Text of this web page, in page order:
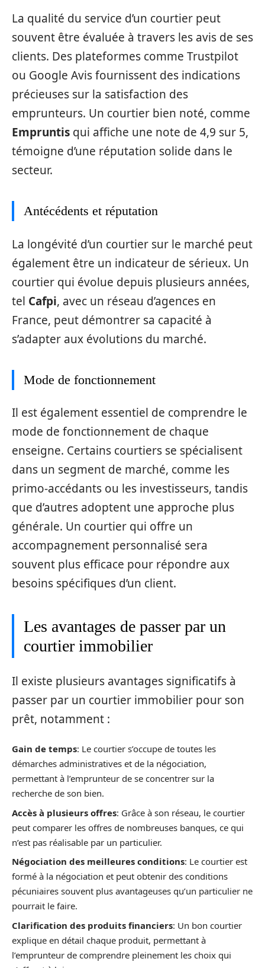
La qualité du service d’un courtier peut
souvent être évaluée à travers les avis de ses
clients. Des plateformes comme Trustpilot
ou Google Avis fournissent des indications
précieuses sur la satisfaction des
emprunteurs. Un courtier bien noté, comme
Empruntis qui affiche une note de 4,9 sur 5,
témoigne d’une réputation solide dans le
secteur.
Antécédents et réputation
La longévité d’un courtier sur le marché peut
également être un indicateur de sérieux. Un
courtier qui évolue depuis plusieurs années,
tel Cafpi, avec un réseau d’agences en
France, peut démontrer sa capacité à
s’adapter aux évolutions du marché.
Mode de fonctionnement
Il est également essentiel de comprendre le
mode de fonctionnement de chaque
enseigne. Certains courtiers se spécialisent
dans un segment de marché, comme les
primo-accédants ou les investisseurs, tandis
que d’autres adoptent une approche plus
générale. Un courtier qui offre un
accompagnement personnalisé sera
souvent plus efficace pour répondre aux
besoins spécifiques d’un client.
Les avantages de passer par un
courtier immobilier
Il existe plusieurs avantages significatifs à
passer par un courtier immobilier pour son
prêt, notamment :
Gain de temps: Le courtier s’occupe de toutes les
démarches administratives et de la négociation,
permettant à l’emprunteur de se concentrer sur la
recherche de son bien.
Accès à plusieurs offres: Grâce à son réseau, le courtier
peut comparer les offres de nombreuses banques, ce qui
n’est pas réalisable par un particulier.
Négociation des meilleures conditions: Le courtier est
formé à la négociation et peut obtenir des conditions
pécuniaires souvent plus avantageuses qu’un particulier ne
pourrait le faire.
Clarification des produits financiers: Un bon courtier
explique en détail chaque produit, permettant à
l’emprunteur de comprendre pleinement les choix qui